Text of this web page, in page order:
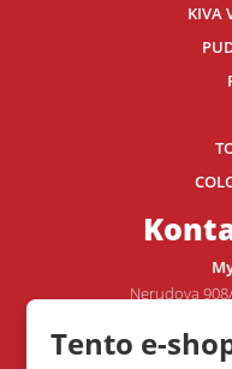
Tento e-
KIVA
Nerudova
Tel.: